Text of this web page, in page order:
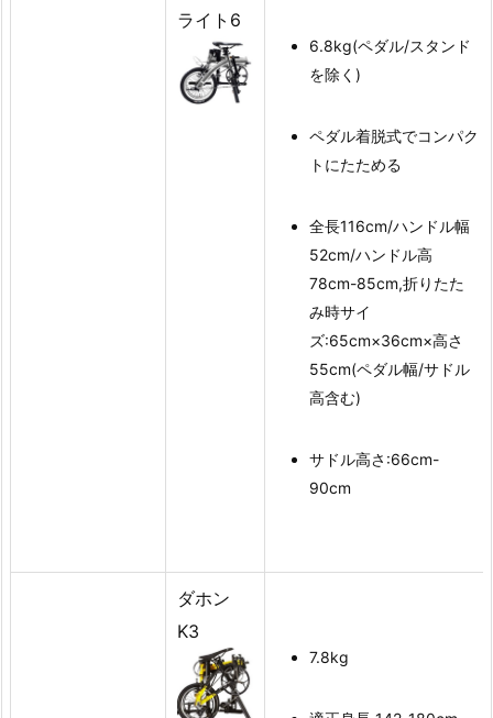
ライト6
6.8kg(ペダル/スタンド
を除く)
ペダル着脱式でコンパク
トにたためる
全長116cm/ハンドル幅
52cm/ハンドル高
78cm-85cm,折りたた
み時サイ
ズ:65cm×36cm×高さ
55cm(ペダル幅/サドル
高含む)
サドル高さ:66cm-
90cm
ダホン
K3
7.8kg